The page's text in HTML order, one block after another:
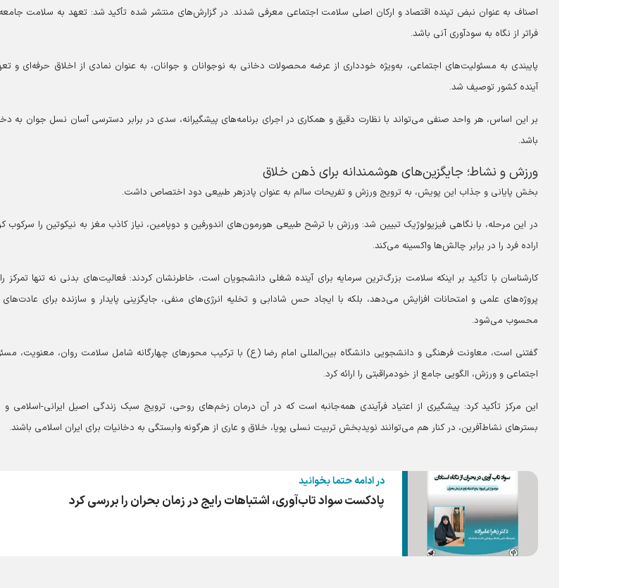
اصناف به عنوان نبض تپنده اقتصاد و ارکان اصلی سلامت اجتماعی معرفی شدند. در گزارش‌های منتشر شده تأکید شد: تعهد به سلامت جامعه
فراتر از نگاه به سودآوری آنی باشد.
پایبندی به مسئولیت‌های اجتماعی، به‌ویژه خودداری از عرضه محصولات دخانی به نوجوانان و جوانان، به عنوان نمادی از اخلاق حرفه‌ای و
آینده کشور توصیف شد.
بر این اساس، هر واحد صنفی می‌تواند با نظارت دقیق و همکاری در اجرای برنامه‌های پیشگیرانه، سدی در برابر دسترسی آسان نسل جوان به
باشد.
ورزش و نشاط؛ جایگزین‌های هوشمندانه برای ذهن خلاق
بخش پایانی و جذاب این پویش، به ترویج ورزش و تفریحات سالم به عنوان پادزهر طبیعی دود اختصاص داشت.
در این مرحله، با نگاهی فیزیولوژیک تبیین شد: ورزش با ترشح طبیعی هورمون‌های اندورفین و دوپامین، نیاز کاذب مغز به نیکوتین را سرکوب
اراده فرد را در برابر چالش‌ها واکسینه می‌کند.
کارشناسان با تأکید بر اینکه سلامت بزرگ‌ترین سرمایه برای آینده شغلی دانشجویان است، خاطرنشان کردند: فعالیت‌های بدنی نه تنها تمرکز
پروژه‌های علمی و امتحانات افزایش می‌دهد، بلکه با ایجاد حس شادابی و تخلیه انرژی‌های منفی، جایگزینی پایدار و سازنده برای
محسوب می‌شود.
گفتنی است، معاونت فرهنگی و دانشجویی دانشگاه بین‌المللی امام رضا (ع) با ترکیب محور‌های چهارگانه شامل سلامت روان، معنویت،
اجتماعی و ورزش، الگویی جامع از خودمراقبتی را ارائه کرد.
این مرکز تأکید کرد: پیشگیری از اعتیاد فرآیندی همه‌جانبه است که در آن درمان زخم‌های روحی، ترویج سبک زندگی اصیل ایرانی-اسلامی و
بستر‌های نشاط‌آفرین، در کنار هم می‌توانند نویدبخش تربیت نسلی پویا، خلاق و عاری از هرگونه وابستگی به دخانیات برای ایران اسلامی باشند.
در ادامه حتما بخوانید
پادکست سواد تاب‌آوری، اشتباهات رایج در زمان بحران را بررسی کرد